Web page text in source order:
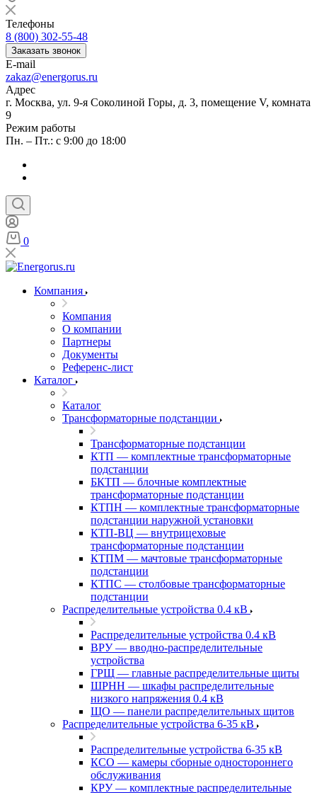
Телефоны
8 (800) 302-55-48
Заказать звонок
E-mail
zakaz@energorus.ru
Адрес
г. Москва, ул. 9-я Соколиной Горы, д. 3, помещение V, комната
9
Режим работы
Пн. – Пт.: с 9:00 до 18:00
0
Компания
Компания
О компании
Партнеры
Документы
Референс-лист
Каталог
Каталог
Трансформаторные подстанции
Трансформаторные подстанции
КТП — комплектные трансформаторные
подстанции
БКТП — блочные комплектные
трансформаторные подстанции
КТПН — комплектные трансформаторные
подстанции наружной установки
КТП-ВЦ — внутрицеховые
трансформаторные подстанции
КТПМ — мачтовые трансформаторные
подстанции
КТПС — столбовые трансформаторные
подстанции
Распределительные устройства 0.4 кВ
Распределительные устройства 0.4 кВ
ВРУ — вводно-распределительные
устройства
ГРЩ — главные распределительные щиты
ШРНН — шкафы распределительные
низкого напряжения 0.4 кВ
ЩО — панели распределительных щитов
Распределительные устройства 6-35 кВ
Распределительные устройства 6-35 кВ
КСО — камеры сборные одностороннего
обслуживания
КРУ — комплектные распределительные